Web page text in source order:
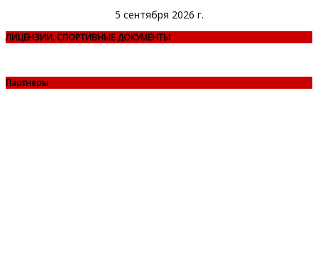
5 сентября 2026 г.
ЛИЦЕНЗИИ, СПОРТИВНЫЕ ДОКУМЕНТЫ
Партнеры